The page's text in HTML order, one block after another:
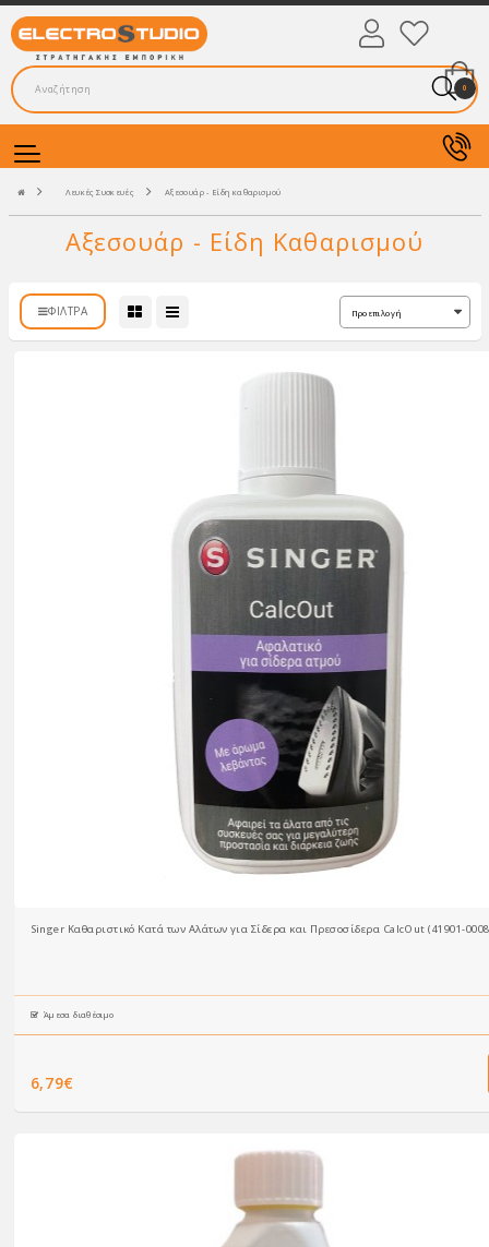
0
Λευκές Συσκευές Αξεσουάρ - Είδη καθαρισμού
Αξεσουάρ - Είδη Καθαρισμού
ΦΊΛΤΡΑ
Singer Καθαριστικό Κατά των Αλάτων για Σίδερα και Πρεσοσίδερα CalcOut (41901-
Άμεσα διαθέσιμο
6,79€